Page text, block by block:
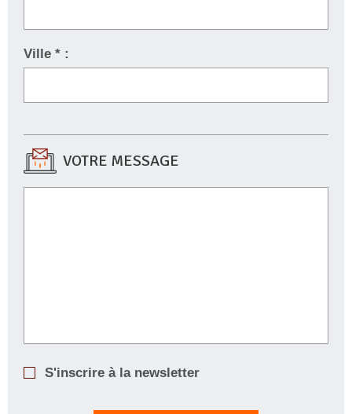
Ville * :
VOTRE MESSAGE
S'inscrire à la newsletter